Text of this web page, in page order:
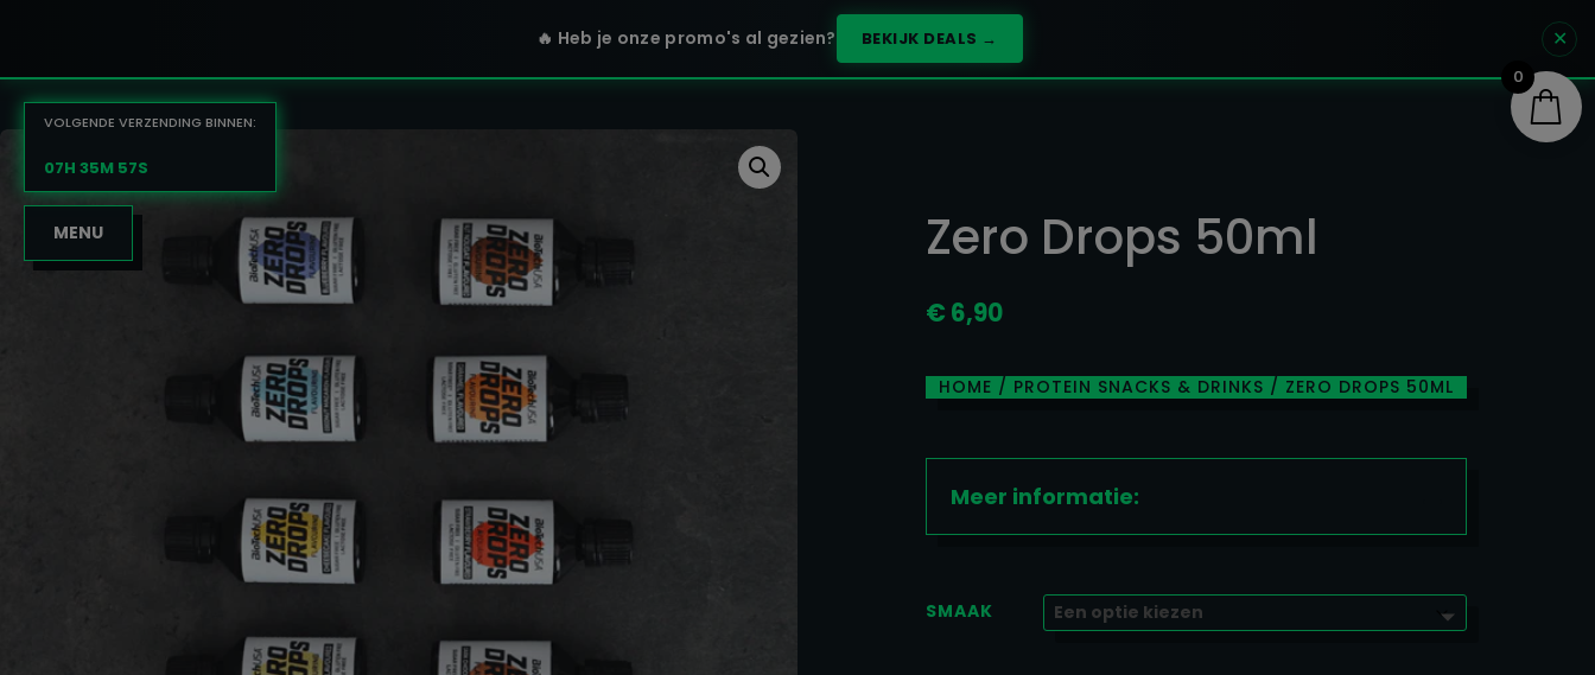
🔥 Heb je onze promo's al gezien? BEKIJK DEALS → ✕
VOLGENDE VERZENDING BINNEN:
07H 35M 56S
MENU Zero Drops 50ml
€ 6,90
HOME / PROTEIN SNACKS & DRINKS / ZERO DROPS 50ML
Meer informatie:
SMAAK
0